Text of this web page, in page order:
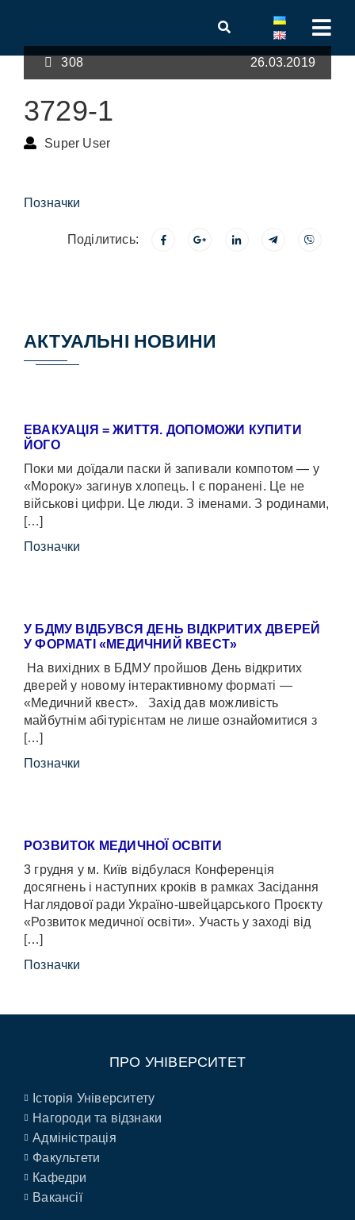
308 26.03.2019
3729-1
Super User
Позначки
Поділитись:
АКТУАЛЬНІ НОВИНИ
ЕВАКУАЦІЯ = ЖИТТЯ. ДОПОМОЖИ КУПИТИ
ЙОГО
Поки ми доїдали паски й запивали компотом — у
«Мороку» загинув хлопець. І є поранені. Це не
військові цифри. Це люди. З іменами. З родинами,
[…]
Позначки
У БДМУ ВІДБУВСЯ ДЕНЬ ВІДКРИТИХ ДВЕРЕЙ
У ФОРМАТІ «МЕДИЧНИЙ КВЕСТ»
На вихідних в БДМУ пройшов День відкритих
дверей у новому інтерактивному форматі —
«Медичний квест». Захід дав можливість
майбутнім абітурієнтам не лише ознайомитися з
[…]
Позначки
РОЗВИТОК МЕДИЧНОЇ ОСВІТИ
3 грудня у м. Київ відбулася Конференція
досягнень і наступних кроків в рамках Засідання
Наглядової ради Україно-швейцарського Проєкту
«Розвиток медичної освіти». Участь у заході від
[…]
Позначки
ПРО УНІВЕРСИТЕТ
Історія Університету
Нагороди та відзнаки
Адміністрація
Факультети
Кафедри
Вакансії